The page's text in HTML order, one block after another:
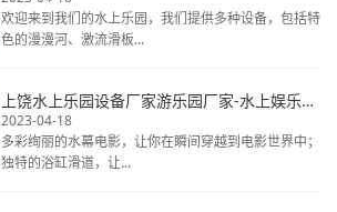
欢迎来到我们的水上乐园，我们提供多种设备，包括特
色的漫漫河、激流滑板...
上饶水上乐园设备厂家游乐园厂家-水上娱乐项目设备-水上公园游乐设施
2023-04-18
多彩绚丽的水幕电影，让你在瞬间穿越到电影世界中；
独特的浴缸滑道，让...